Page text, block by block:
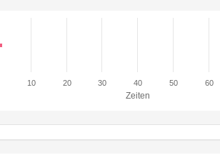
Zeiten
10 20 30 40 50 60